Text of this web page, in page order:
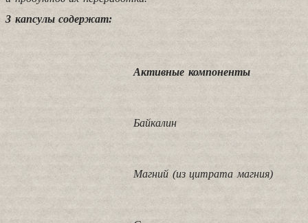
3 капсулы содержат:
Активные компоненты
Байкалин
Магний (из цитрата магния)